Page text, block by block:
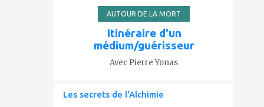
AUTOUR DE LA MORT
Itinéraire d'un
médium/guérisseur
Avec Pierre Yonas
Les secrets de l'Alchimie